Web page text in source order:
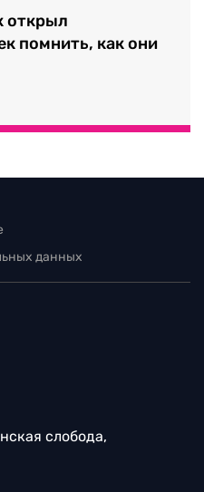
открыл
помнить, как они
данных
слобода,